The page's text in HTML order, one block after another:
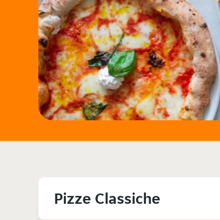
Pizze Classiche